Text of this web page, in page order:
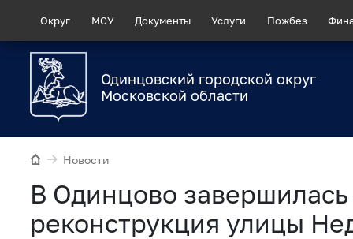
Округ МСУ Документы Услуги Пожбез
Одинцовский городской округ
Московской области
Новости
В Одинцово завершилась
реконструкция улицы